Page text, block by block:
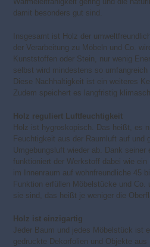
damit besonders gut sind.
Insgesamt ist Holz der
der Verarbeitung zu Möbeln und Co.
Kunststoffen oder Stein, nur wenig
selbst wird mindestens so
Diese Nachhaltigkeit ist ein weiteres
Zudem speichert es langfristig
Holz reguliert Luftfeuchtigkeit
Holz ist hygroskopisch. Das heißt, es
Feuchtigkeit aus der Raumluft auf und
Umgebungsluft wieder ab. Dank seiner
funktioniert der Werkstoff dabei wie
im Innenraum auf wohnfreundliche 45
Funktion erfüllen Möbelstücke und Co.
sie sind, das heißt je weniger die
Holz ist einzigartig
Jeder Baum und jedes Möbelstück ist
gedruckte Dekorfolien und Objekte aus